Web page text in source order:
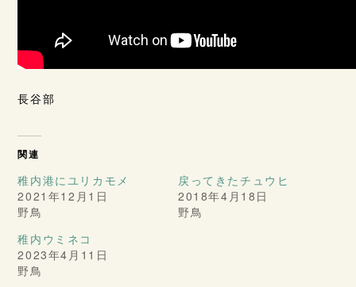
長谷部
関連
稚内港にユリカモメ
2021年12月1日
野鳥
戻ってきたチュウヒ
2018年4月18日
野鳥
稚内ウミネコ
2023年4月11日
野鳥